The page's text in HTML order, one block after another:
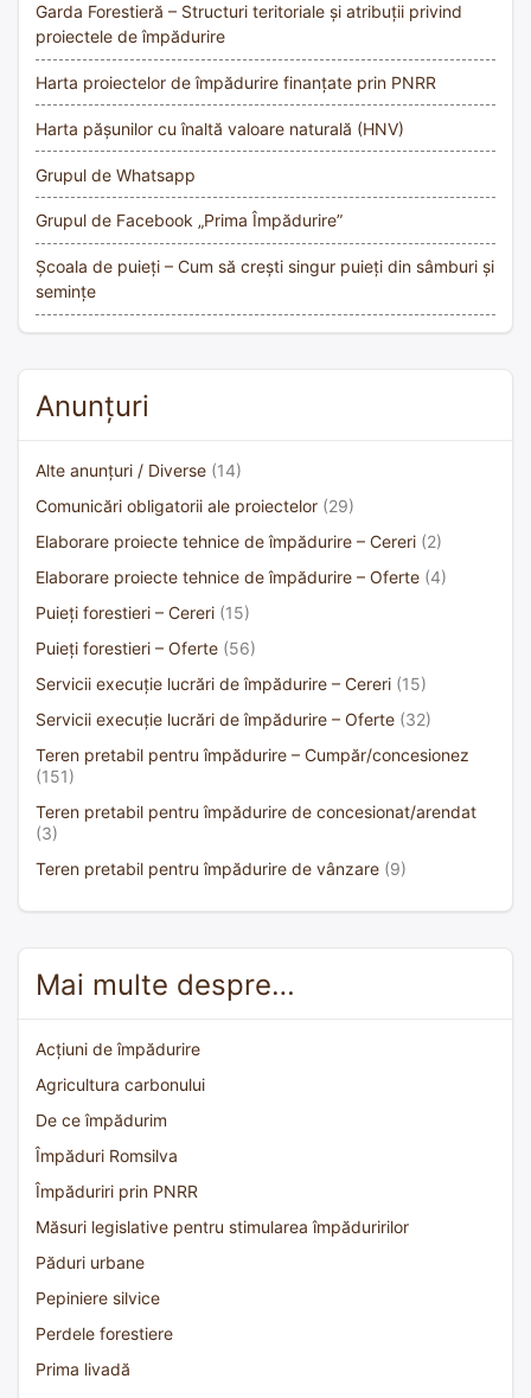
Garda Forestieră – Structuri teritoriale și atribuții privind
proiectele de împădurire
Harta proiectelor de împădurire finanțate prin PNRR
Harta pășunilor cu înaltă valoare naturală (HNV)
Grupul de Whatsapp
Grupul de Facebook „Prima Împădurire”
Școala de puieți – Cum să crești singur puieți din sâmburi și
semințe
Anunțuri
Alte anunțuri / Diverse (14)
Comunicări obligatorii ale proiectelor (29)
Elaborare proiecte tehnice de împădurire – Cereri (2)
Elaborare proiecte tehnice de împădurire – Oferte (4)
Puieți forestieri – Cereri (15)
Puieți forestieri – Oferte (56)
Servicii execuție lucrări de împădurire – Cereri (15)
Servicii execuție lucrări de împădurire – Oferte (32)
Teren pretabil pentru împădurire – Cumpăr/concesionez
(151)
Teren pretabil pentru împădurire de concesionat/arendat
(3)
Teren pretabil pentru împădurire de vânzare (9)
Mai multe despre…
Acțiuni de împădurire
Agricultura carbonului
De ce împădurim
Împăduri Romsilva
Împăduriri prin PNRR
Măsuri legislative pentru stimularea împăduririlor
Păduri urbane
Pepiniere silvice
Perdele forestiere
Prima livadă